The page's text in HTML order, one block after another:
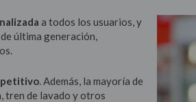
a todos los usuarios, y
última generación,
. Además, la mayoría de
tren de lavado y otros